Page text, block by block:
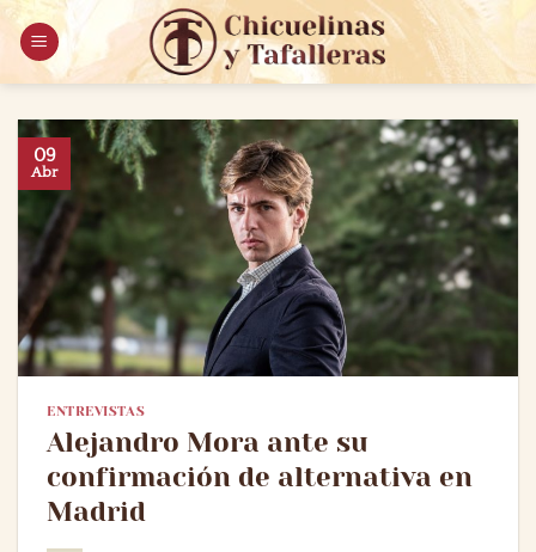
Saltar
contenido
09
Abr
ENTREVISTAS
Alejandro Mora ante su
confirmación de alternativa en
Madrid